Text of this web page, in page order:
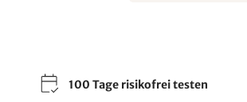
100 Tage risikofrei testen